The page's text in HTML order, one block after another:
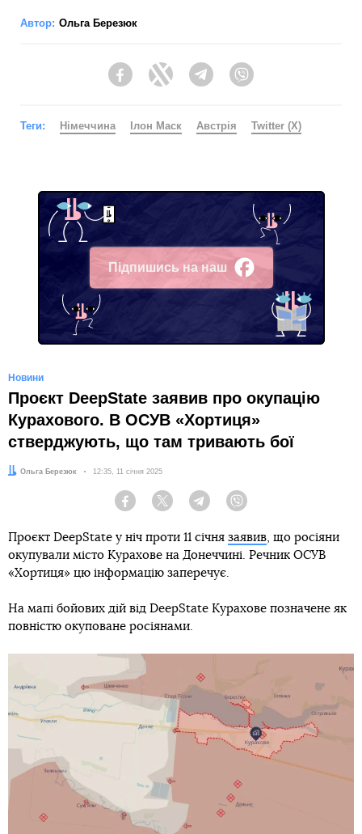
Автор: Ольга Березюк
FacebookTwitter Telegram
Теги: Німеччина Ілон Маск Австрія Twitter (X)
Підпишись на наш
Facebook
Новини
Проєкт DeepState заявив про окупацію
Курахового. В ОСУВ «Хортиця»
стверджують, що там тривають бої
Автор:
Ольга Березюк Дата:
12:35, 11 січня 2025
Facebook Twitter Telegram
Проєкт DeepState у ніч проти 11 січня заявив, що росіяни
окупували місто Курахове на Донеччині. Речник ОСУВ
«Хортиця» цю інформацію заперечує.
На мапі бойових дій від DeepState Курахове позначене як
повністю окуповане росіянами.